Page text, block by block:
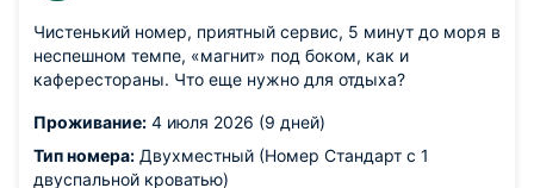
Чистенький номер, приятный сервис, 5 минут до моря в
неспешном темпе, «магнит» под боком, как и
каферестораны. Что еще нужно для отдыха?
Проживание: 4 июля 2026 (9 дней)
Тип номера: Двухместный (Номер Стандарт с 1
двуспальной кроватью)